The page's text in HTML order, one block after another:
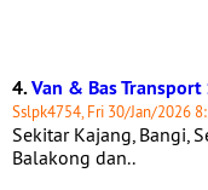
4.Van & Bas Transport
Sslpk4754, Fri 30/Jan/2026
Sekitar Kajang, Bangi,
Balakong dan..